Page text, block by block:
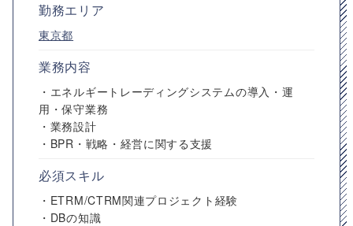
勤務エリア
東京都
業務内容
・エネルギートレーディングシステムの導入・運
用・保守業務
・業務設計
・BPR・戦略・経営に関する支援
必須スキル
・ETRM/CTRM関連プロジェクト経験
・DBの知識